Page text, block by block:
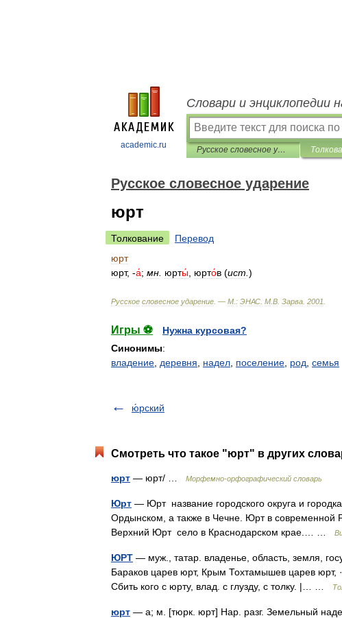
academic.ru
Словари и энциклопедии
Русское словесное ударение
Русское словесное ударение
юрт
Толкование
Перевод
юрт
юрт, -а́; мн юрты́ юрто́в (ист )
Русское словесное ударение . — М : ЭНАС М В Зарва 2001
Игры ⚽
Нужна курсовая?
Синонимы:
владение деревня надел поселение род семья
ю́рский
Смотреть что такое "юрт" в других
юрт — юрт/ … Морфемно-орфографический словарь
Юрт — Юрт название городского округа и
Ордынском, а также в Чечне. Юрт в современной
Верхний Юрт село в Краснодарском крае.… …
ЮРТ — муж., татар. владенье, область, земля,
Бараков царев юрт, Крым Тохтамышев царев юрт,
Сбить кого с юрту, влад. с глузду, с толку. |… …
юрт — а; м. [тюрк. юрт] Нар. разг. Земельный